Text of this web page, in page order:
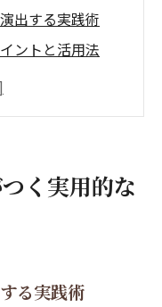
出する実践術
ントと活用法
リル活用実例
術を体験
で叶える工夫
ガチャの選び方
く実用的な
る実践術